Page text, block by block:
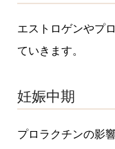
エストロゲンやプ
ていきます。
妊娠中期
プロラクチンの影